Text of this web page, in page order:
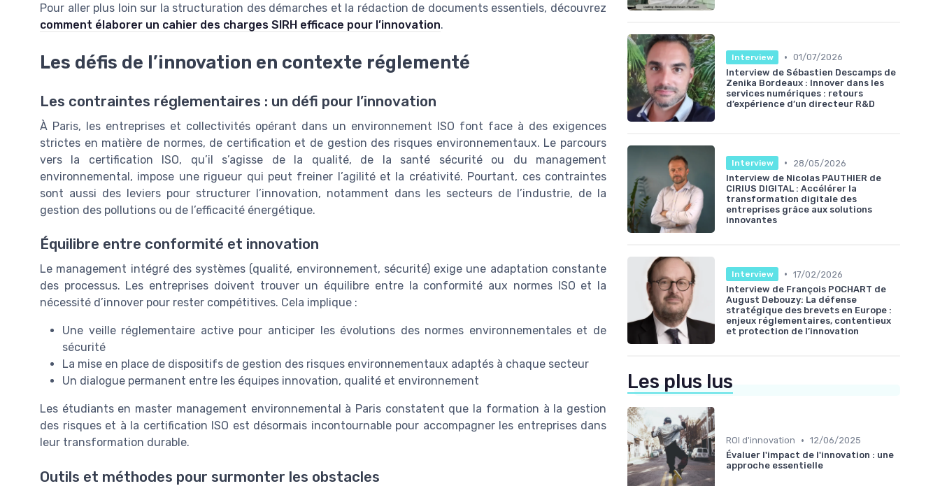
Pour aller plus loin sur la structuration des démarches et la rédaction de documents essentiels, découvrez
comment élaborer un cahier des charges SIRH efficace pour l’innovation.
Les défis de l’innovation en contexte réglementé
Les contraintes réglementaires : un défi pour l’innovation
À Paris, les entreprises et collectivités opérant dans un environnement ISO font face à des exigences
strictes en matière de normes, de certification et de gestion des risques environnementaux. Le parcours
vers la certification ISO, qu’il s’agisse de la qualité, de la santé sécurité ou du management
environnemental, impose une rigueur qui peut freiner l’agilité et la créativité. Pourtant, ces contraintes
sont aussi des leviers pour structurer l’innovation, notamment dans les secteurs de l’industrie, de la
gestion des pollutions ou de l’efficacité énergétique.
Équilibre entre conformité et innovation
Le management intégré des systèmes (qualité, environnement, sécurité) exige une adaptation constante
des processus. Les entreprises doivent trouver un équilibre entre la conformité aux normes ISO et la
nécessité d’innover pour rester compétitives. Cela implique :
Une veille réglementaire active pour anticiper les évolutions des normes environnementales et de
sécurité
La mise en place de dispositifs de gestion des risques environnementaux adaptés à chaque secteur
Un dialogue permanent entre les équipes innovation, qualité et environnement
Les étudiants en master management environnemental à Paris constatent que la formation à la gestion
des risques et à la certification ISO est désormais incontournable pour accompagner les entreprises dans
leur transformation durable.
Outils et méthodes pour surmonter les obstacles
Interview • 01/07/2026
Interview de Sébastien Descamps de
Zenika Bordeaux : Innover dans les
services numériques : retours
d’expérience d’un directeur R&D
Interview •
28/05/2026
Interview de Nicolas PAUTHIER de
CIRIUS DIGITAL : Accélérer la
transformation digitale des
entreprises grâce aux solutions
innovantes
Interview • 17/02/2026
Interview de François POCHART de
August Debouzy: La défense
stratégique des brevets en Europe :
enjeux réglementaires, contentieux
et protection de l’innovation
Les plus lus
ROI d'innovation • 12/06/2025
Évaluer l'impact de l'innovation : une
approche essentielle